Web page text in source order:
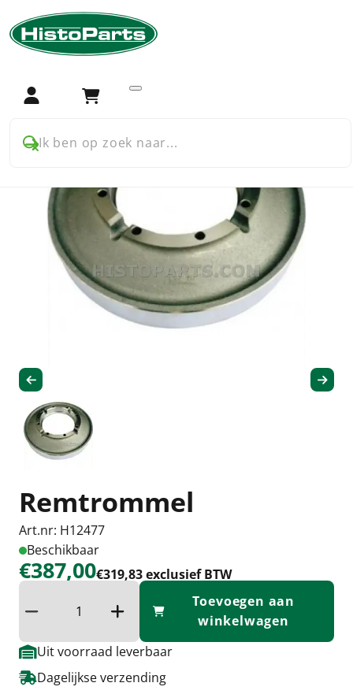
Login Winkelwagen
Ik ben op zoek naar...
Home Trekker onderdelen
Case International XL cabine
Remtrommel
Art.nr: H12477
Beschikbaar
€387,00€319,83 exclusief BTW
Verminder hoeveelheidVerhoog de hoeveelheid
Toevoegen aan
winkelwagen
Uit voorraad leverbaar
Dagelijkse verzending